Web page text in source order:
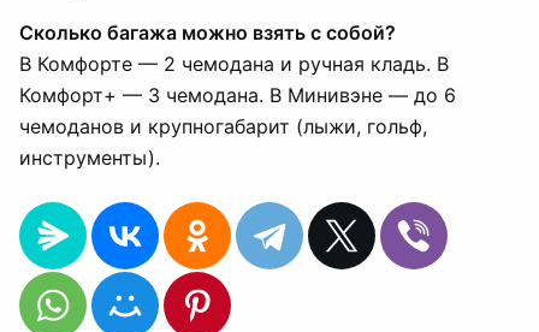
Сколько багажа можно взять с собой?
В Комфорте — 2 чемодана и ручная кладь. В
Комфорт+ — 3 чемодана. В Минивэне — до 6
чемоданов и крупногабарит (лыжи, гольф,
инструменты).